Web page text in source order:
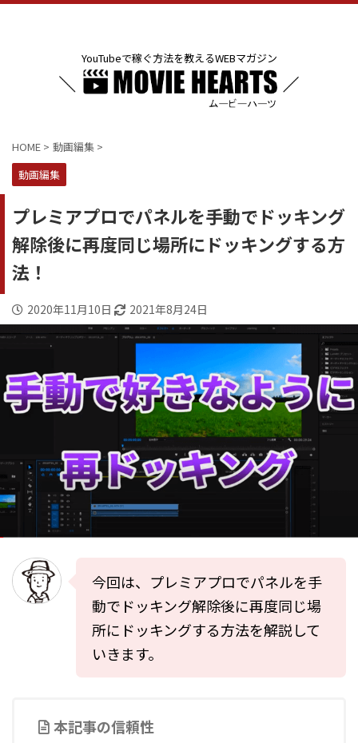
YouTubeで稼ぐ方法を教えるWEBマガジン
HOME > 動画編集 >
動画編集
プレミアプロでパネルを手動でドッキング
解除後に再度同じ場所にドッキングする方
法！
2020年11月10日 2021年8月24日
今回は、プレミアプロでパネルを手
動でドッキング解除後に再度同じ場
所にドッキングする方法を解説して
いきます。
本記事の信頼性